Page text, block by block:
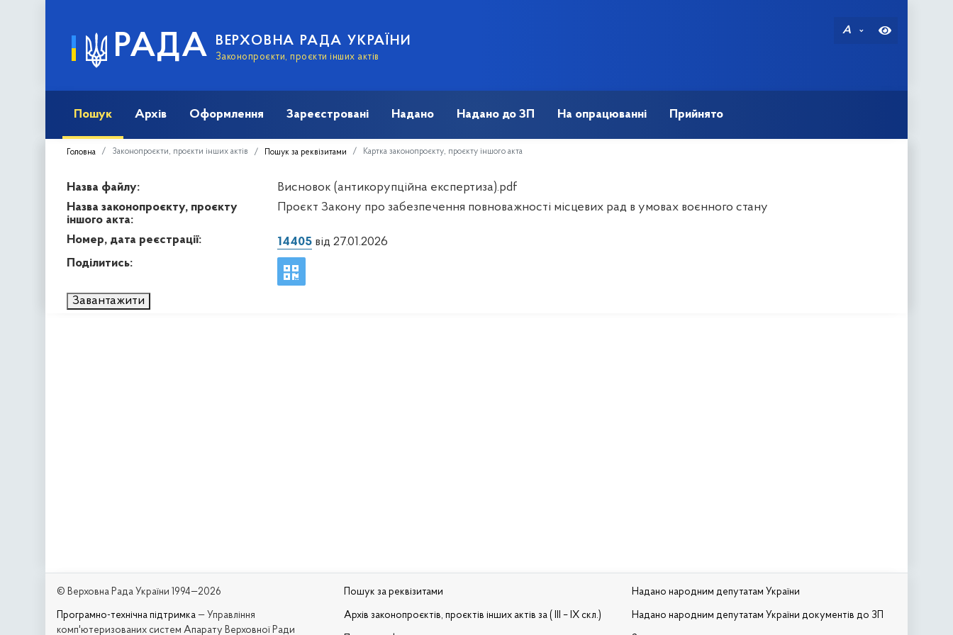
РАДА ВЕРХОВНА РАДА УКРАЇНИ
Законопроєкти, проєкти інших актів
A
Пошук Архів Оформлення Зареєстровані Надано Надано до ЗП На опрацюванні Прийнято
Головна Законопроєкти, проєкти інших актів Пошук за реквізитами Картка законопроєкту, проєкту іншого акта
Назва файлу:
Висновок (антикорупційна експертиза).pdf
Назва законопроєкту, проєкту
іншого акта:
Проєкт Закону про забезпечення повноважності місцевих рад в умовах воєнного стану
Номер, дата реєстрації: 14405від 27.01.2026
Поділитись:
Завантажити
© Верховна Рада України 1994—2026
Програмно-технічна підтримка — Управління
комп'ютеризованих систем Апарату Верховної Ради
Пошук за реквізитами
Архів законопроєктів, проєктів інших актів за ( III – IX скл.)
Надано народним депутатам України
Надано народним депутатам України документів до ЗП